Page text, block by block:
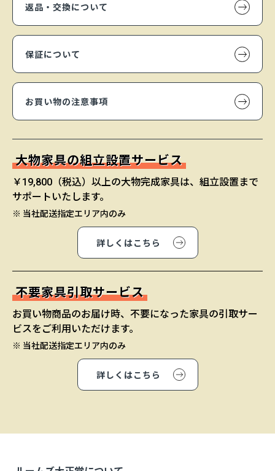
返品・交換について
保証について
お買い物の注意事項
大物家具の組立設置サービス
￥19,800（税込）以上の大物完成家具は、組立設置まで
サポートいたします。
※ 当社配送指定エリア内のみ
詳しくはこちら
不要家具引取サービス
お買い物商品のお届け時、不要になった家具の引取サー
ビスをご利用いただけます。
※ 当社配送指定エリア内のみ
詳しくはこちら